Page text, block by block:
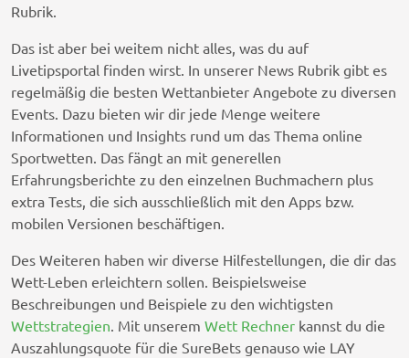
Rubrik.
Das ist aber bei weitem nicht alles, was du auf
Livetipsportal finden wirst. In unserer News Rubrik gibt es
regelmäßig die besten Wettanbieter Angebote zu diversen
Events. Dazu bieten wir dir jede Menge weitere
Informationen und Insights rund um das Thema online
Sportwetten. Das fängt an mit generellen
Erfahrungsberichte zu den einzelnen Buchmachern plus
extra Tests, die sich ausschließlich mit den Apps bzw.
mobilen Versionen beschäftigen.
Des Weiteren haben wir diverse Hilfestellungen, die dir das
Wett-Leben erleichtern sollen. Beispielsweise
Beschreibungen und Beispiele zu den wichtigsten
Wettstrategien. Mit unserem Wett Rechner kannst du die
Auszahlungsquote für die SureBets genauso wie LAY